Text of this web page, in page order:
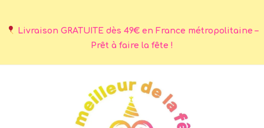
Livraison GRATUITE dès 49€ en France métropolitaine –
Prêt à faire la fête !